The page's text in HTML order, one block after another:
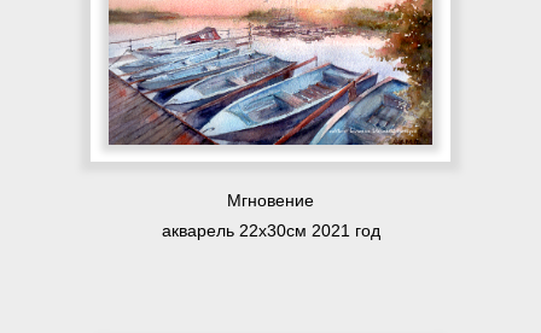
Мгновение
акварель 22х30см 2021 год